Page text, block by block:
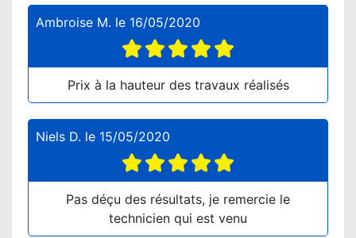
Ambroise M. le 16/05/2020
Prix à la hauteur des travaux réalisés
Niels D. le 15/05/2020
Pas déçu des résultats, je remercie le
technicien qui est venu